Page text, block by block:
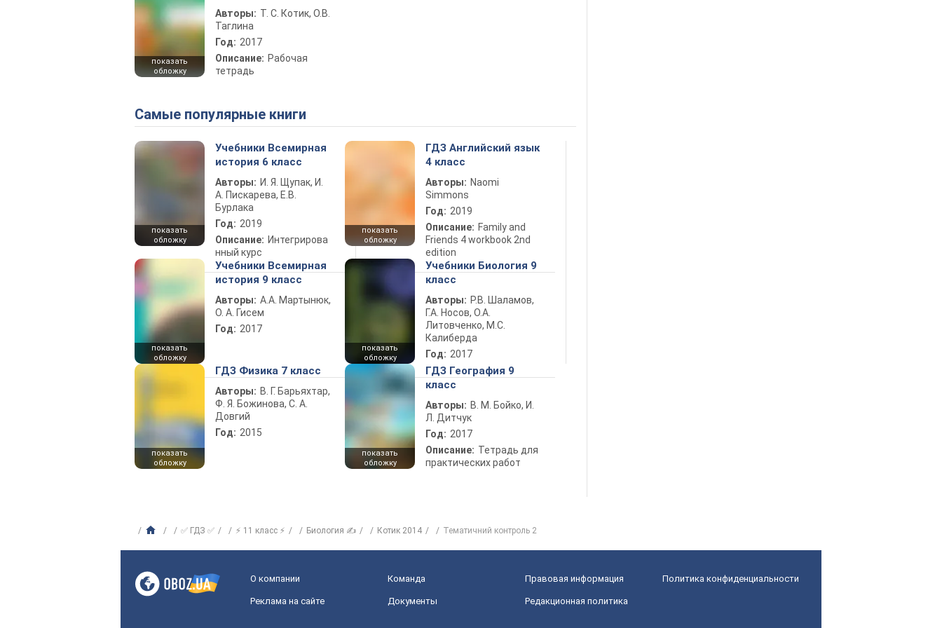
показать
обложку
Авторы: Т. С. Котик, О.В.
Таглина
Год: 2017
Описание: Рабочая
тетрадь
Самые популярные книги
показать
обложку
Учебники Всемирная
история 6 класс
Авторы: И. Я. Щупак, И.
А. Пискарева, Е.В.
Бурлака
Год: 2019
Описание: Интегрирова
нный курс
показать
обложку
ГДЗ Английский язык
4 класс
Авторы: Naomi
Simmons
Год: 2019
Описание: Family and
Friends 4 workbook 2nd
edition
показать
обложку
Учебники Всемирная
история 9 класс
Авторы: А.А. Мартынюк,
О. А. Гисем
Год: 2017
показать
обложку
Учебники Биология 9
класс
Авторы: Р.В. Шаламов,
Г.А. Носов, О.А.
Литовченко, М.С.
Калиберда
Год: 2017
показать
обложку
ГДЗ Физика 7 класс
Авторы: В. Г. Барьяхтар,
Ф. Я. Божинова, С. А.
Довгий
Год: 2015
показать
обложку
ГДЗ География 9
класс
Авторы: В. М. Бойко, И.
Л. Дитчук
Год: 2017
Описание: Тетрадь для
практических работ
✅ ГДЗ ✅ ⚡ 11 класс ⚡ Биология ✍ Котик 2014 Тематичний контроль 2
О компании Команда Правовая информация Политика конфиденциальности
Реклама на сайте Документы Редакционная политика